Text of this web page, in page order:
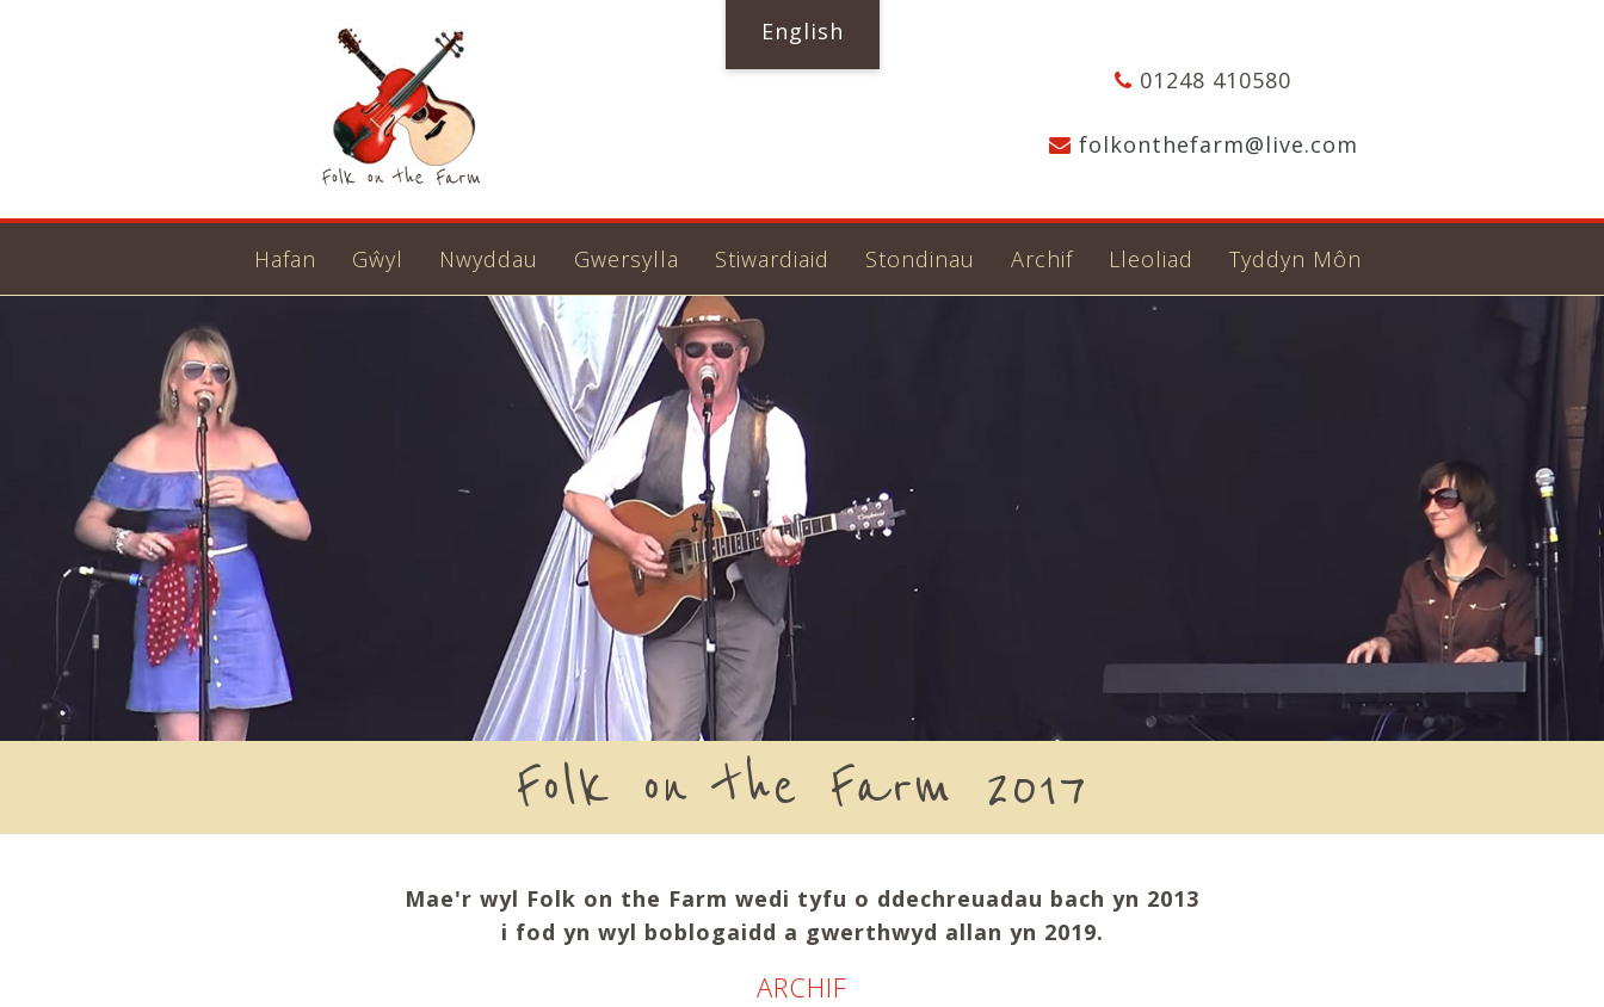
English
01248 410580
folkonthefarm@live.com
Hafan Gŵyl Nwyddau Gwersylla Stiwardiaid Stondinau Archif Lleoliad Tyddyn Môn
Folk on the Farm 2017
Mae'r wyl Folk on the Farm wedi tyfu o ddechreuadau bach yn 2013
i fod yn wyl boblogaidd a gwerthwyd allan yn 2019.
ARCHIF